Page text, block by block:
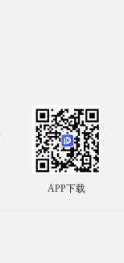
APP下载